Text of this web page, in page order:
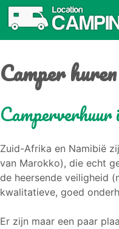
Camper
Zuid-Afrika en Namibië
van Marokko), die echt
de heersende veiligheid
kwalitatieve, goed
Er zijn maar een paar